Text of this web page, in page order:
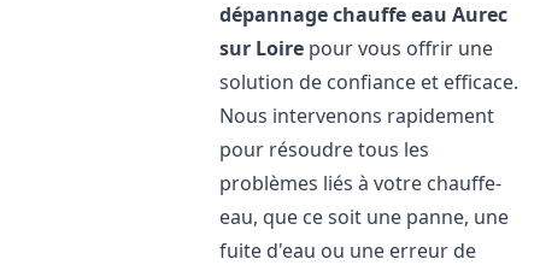
dépannage chauffe eau Aurec
sur Loire pour vous offrir une
solution de confiance et efficace.
Nous intervenons rapidement
pour résoudre tous les
problèmes liés à votre chauffe-
eau, que ce soit une panne, une
fuite d'eau ou une erreur de